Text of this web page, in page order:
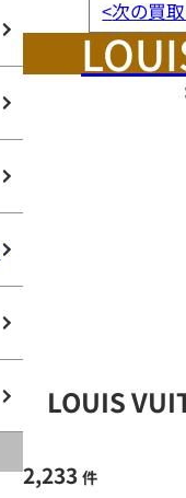
<次の買
LOUIS
2,233 件